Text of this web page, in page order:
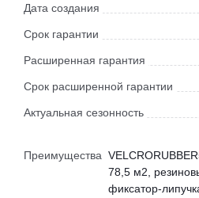
Дата создания
Срок гарантии
Расширенная гарантия
Срок расширенной гарантии
Актуальная сезонность
Преимущества
78,5 м2,
фиксатор-